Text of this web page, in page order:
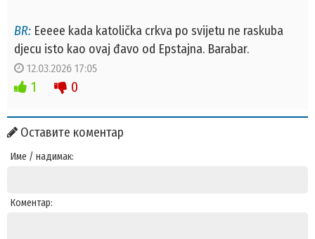
BR: Eeeee kada katolička crkva po svijetu ne raskuba
djecu isto kao ovaj đavo od Epstajna. Barabar.
12.03.2026 17:05
1 0
Оставите коментар
Име / надимак:
Коментар: